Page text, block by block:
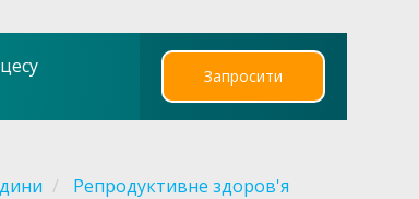
Запросити
Репродуктивне здоров'я